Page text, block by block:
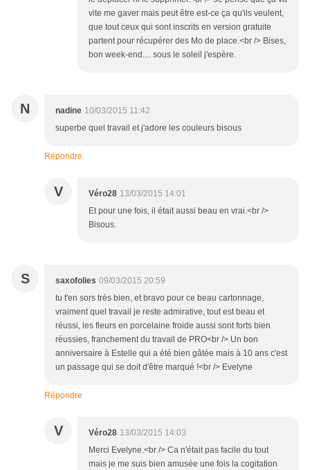
vite me gaver mais peut être est-ce ça qu'ils veulent,
que tout ceux qui sont inscrits en version gratuite
partent pour récupérer des Mo de place.<br /> Bises,
bon week-end.... sous le soleil j'espère.
N nadine 10/03/2015 11:42
superbe quel travail et j'adore les couleurs bisous
Répondre
V Véro28 13/03/2015 14:01
Et pour une fois, il était aussi beau en vrai.<br />
Bisous.
S saxofolies 09/03/2015 20:59
tu t'en sors très bien, et bravo pour ce beau cartonnage,
vraiment quel travail je reste admirative, tout est beau et
réussi, les fleurs en porcelaine froide aussi sont forts bien
réussies, franchement du travail de PRO<br /> Un bon
anniversaire à Estelle qui a été bien gâtée mais à 10 ans c'est
un passage qui se doit d'être marqué !<br /> Evelyne
Répondre
V Véro28 13/03/2015 14:03
Merci Evelyne.<br /> Ca n'était pas facile du tout
mais je me suis bien amusée une fois la cogitation